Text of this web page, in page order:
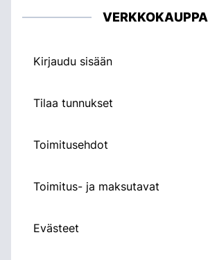
VERKKOKAUPPA
Kirjaudu sisään
Tilaa tunnukset
Toimitusehdot
Toimitus- ja maksutavat
Evästeet